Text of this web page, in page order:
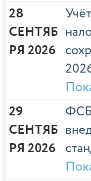
28
СЕНТЯБ
РЯ 2026
29
СЕНТЯБ
РЯ 2026